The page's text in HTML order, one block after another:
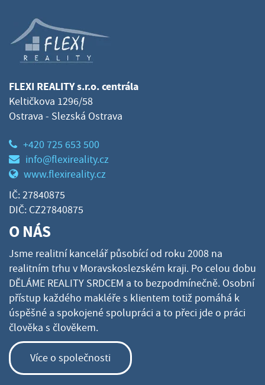
FLEXI REALITY s.r.o. centrála
Keltičkova 1296/58
Ostrava - Slezská Ostrava
+420 725 653 500
info@flexireality.cz
www.flexireality.cz
IČ: 27840875
DIČ: CZ27840875
O NÁS
Jsme realitní kancelář působící od roku 2008 na
realitním trhu v Moravskoslezském kraji. Po celou dobu
DĚLÁME REALITY SRDCEM a to bezpodmínečně. Osobní
přístup každého makléře s klientem totiž pomáhá k
úspěšné a spokojené spolupráci a to přeci jde o práci
člověka s člověkem.
Více o společnosti